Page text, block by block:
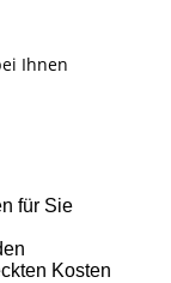
Ihnen
für Sie
Kosten